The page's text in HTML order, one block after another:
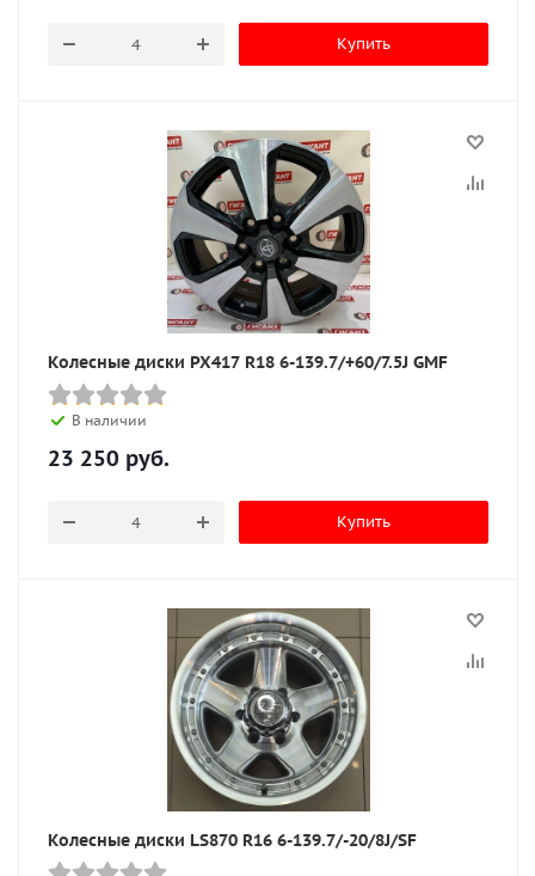
Купить
Колесные диски PX417 R18 6-139.7/+60/7.5J GMF
В наличии
23 250 руб.
Купить
Колесные диски LS870 R16 6-139.7/-20/8J/SF